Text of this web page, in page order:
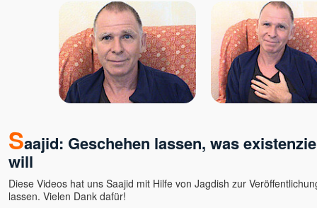
Saajid: Geschehen lassen, was
will
Diese Videos hat uns Saajid mit Hilfe von Jagdish zur
lassen. Vielen Dank dafür!